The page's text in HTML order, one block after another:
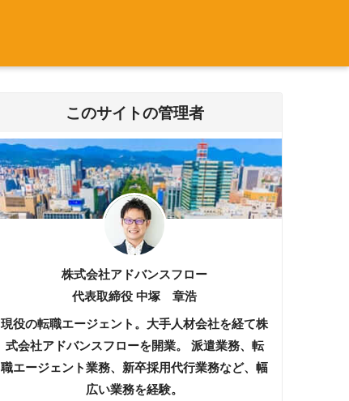
このサイトの管理者
株式会社アドバンスフロー
代表取締役 中塚 章浩
現役の転職エージェント。大手人材会社を経て株
式会社アドバンスフローを開業。 派遣業務、転
職エージェント業務、新卒採用代行業務など、幅
広い業務を経験。